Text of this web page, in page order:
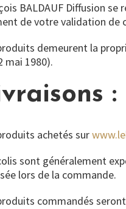
BALDAUF Diffusion
de votre validation de
demeurent la
mai 1980).
achetés sur
sont généralement
lors de la commande.
commandés